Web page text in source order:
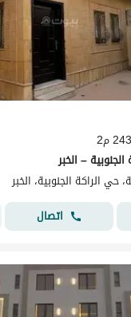
243 م2
– الخبر
حي الراكة الجنوبية، الخبر
اتصال